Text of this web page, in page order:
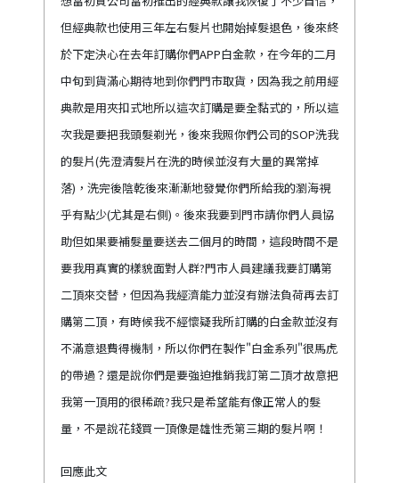
但經典款也使用三年左右髮片也開始掉髮退色，後來終
於下定決心在去年訂購你們APP白金款，在今年的二月
中旬到貨滿心期待地到你們門市取貨，因為我之前用經
典款是用夾扣式地所以這次訂購是要全黏式的，所以這
次我是要把我頭髮剃光，後來我照你們公司的SOP洗我
的髮片(先澄清髮片在洗的時候並沒有大量的異常掉
落)，洗完後陰乾後來漸漸地發覺你們所給我的瀏海視
乎有點少(尤其是右側)。後來我要到門市請你們人員協
助但如果要補髮量要送去二個月的時間，這段時間不是
要我用真實的樣貌面對人群?門市人員建議我要訂購第
二頂來交替，但因為我經濟能力並沒有辦法負荷再去訂
購第二頂，有時候我不經懷疑我所訂購的白金款並沒有
不滿意退費得機制，所以你們在製作"白金系列"很馬虎
的帶過？還是說你們是要強迫推銷我訂第二頂才故意把
我第一頂用的很稀疏?我只是希望能有像正常人的髮
量，不是說花錢買一頂像是雄性禿第三期的髮片啊！
回應此文